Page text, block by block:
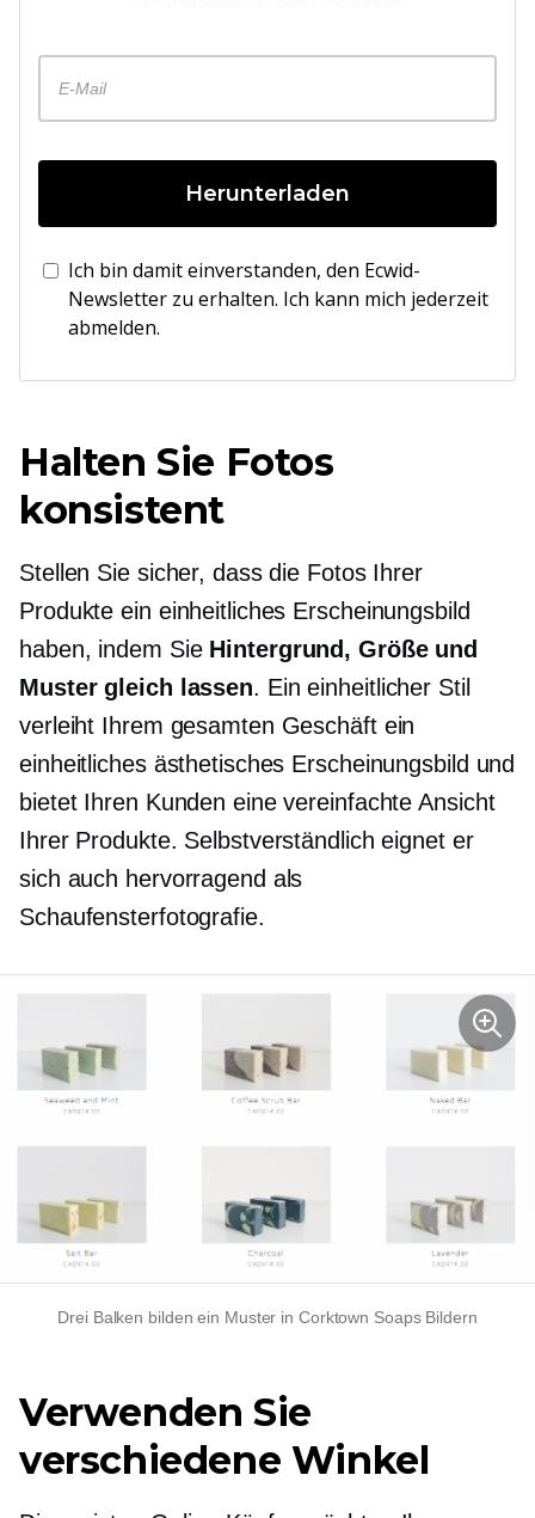
Herunterladen
Ich bin damit einverstanden, den Ecwid-
Newsletter zu erhalten. Ich kann mich jederzeit
abmelden.
Halten Sie Fotos
konsistent
Stellen Sie sicher, dass die Fotos Ihrer
Produkte ein einheitliches Erscheinungsbild
haben, indem Sie Hintergrund, Größe und
Muster gleich lassen. Ein einheitlicher Stil
verleiht Ihrem gesamten Geschäft ein
einheitliches ästhetisches Erscheinungsbild und
bietet Ihren Kunden eine vereinfachte Ansicht
Ihrer Produkte. Selbstverständlich eignet er
sich auch hervorragend als
Schaufensterfotografie.
Drei Balken bilden ein Muster in Corktown Soaps Bildern
Verwenden Sie
verschiedene Winkel